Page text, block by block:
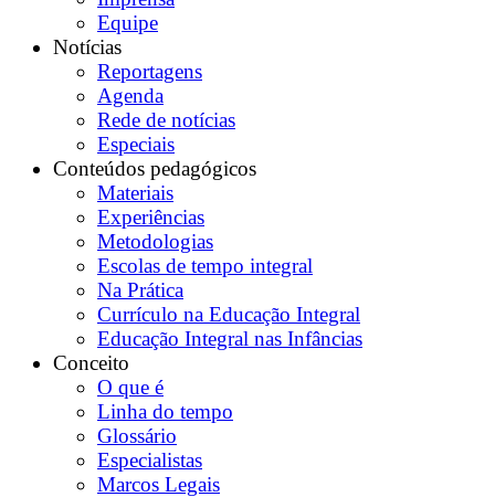
Equipe
Notícias
Reportagens
Agenda
Rede de notícias
Especiais
Conteúdos pedagógicos
Materiais
Experiências
Metodologias
Escolas de tempo integral
Na Prática
Currículo na Educação Integral
Educação Integral nas Infâncias
Conceito
O que é
Linha do tempo
Glossário
Especialistas
Marcos Legais